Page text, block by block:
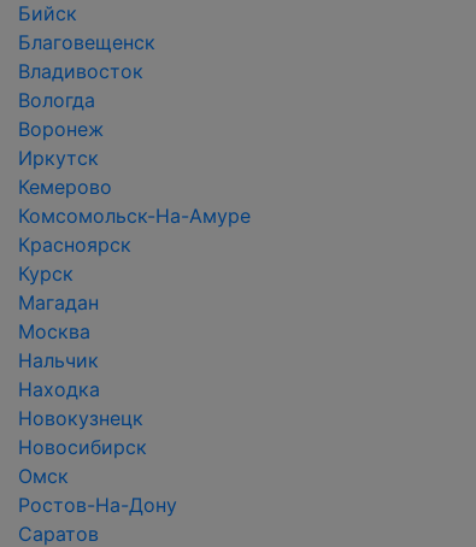
Бийск
Благовещенск
Владивосток
Вологда
Воронеж
Иркутск
Кемерово
Комсомольск-На-Амуре
Красноярск
Курск
Магадан
Москва
Нальчик
Находка
Новокузнецк
Новосибирск
Омск
Ростов-На-Дону
Саратов